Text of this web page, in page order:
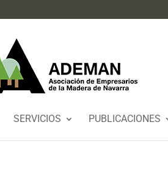
SERVICIOS PUBLICACIONES